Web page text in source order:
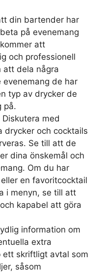
din bartender har
på evenemang
att
och professionell
att dela några
evenemang de har
typ av drycker de
på.
Diskutera med
drycker och cocktails
Se till att de
dina önskemål och
Om du har
en favoritcocktail
i menyn, se till att
kapabel att göra
information om
extra
ett skriftligt avtal som
såsom